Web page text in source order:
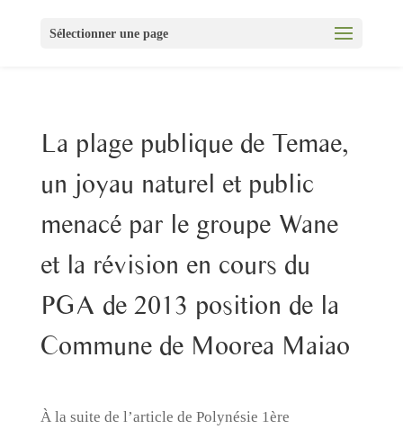
Sélectionner une page
La plage publique de Temae,
un joyau naturel et public
menacé par le groupe Wane
et la révision en cours du
PGA de 2013 position de la
Commune de Moorea Maiao
À la suite de l’article de Polynésie 1ère